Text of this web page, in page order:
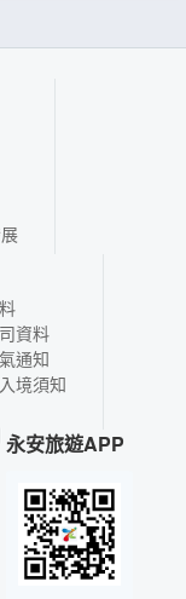
資料
通知
境須知
永安旅遊APP